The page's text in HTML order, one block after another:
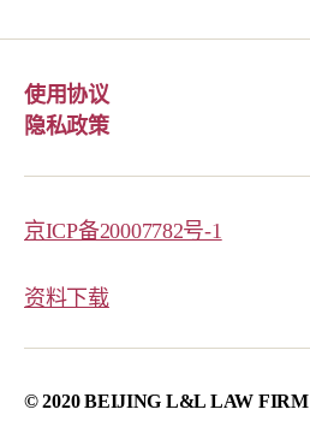
使用协议
隐私政策
京ICP备20007782号-1
资料下载
© 2020 BEIJING L&L LAW FIRM